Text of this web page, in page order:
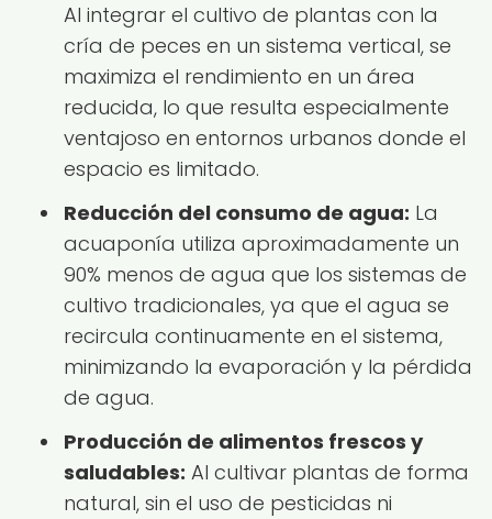
Al integrar el cultivo de plantas con la
cría de peces en un sistema vertical, se
maximiza el rendimiento en un área
reducida, lo que resulta especialmente
ventajoso en entornos urbanos donde el
espacio es limitado.
Reducción del consumo de agua: La
acuaponía utiliza aproximadamente un
90% menos de agua que los sistemas de
cultivo tradicionales, ya que el agua se
recircula continuamente en el sistema,
minimizando la evaporación y la pérdida
de agua.
Producción de alimentos frescos y
saludables: Al cultivar plantas de forma
natural, sin el uso de pesticidas ni